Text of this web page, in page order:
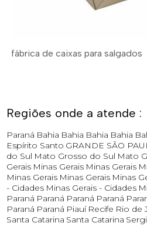
fábrica de caixas para salgados
Regiões onde a atende :
Paraná Bahia Bahia Bahia Bahia
Espírito Santo GRANDE SÃO
do Sul Mato Grosso do Sul Mato
Gerais Minas Gerais Minas Gerais
Minas Gerais Minas Gerais Minas
- Cidades Minas Gerais - Cidades
Paraná Paraná Paraná Paraná
Paraná Paraná Piauí Recife Rio de
Santa Catarina Santa Catarina